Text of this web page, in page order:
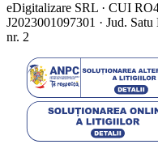
eDigitalizare SRL · CUI
J2023001097301 · Jud.
nr. 2